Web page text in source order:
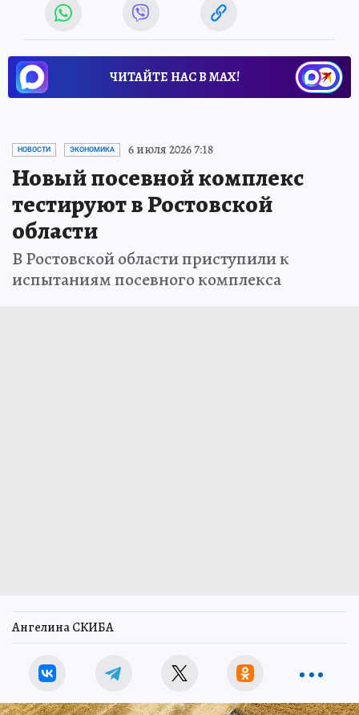
ЧИТАЙТЕ НАС В МАХ!
НОВОСТИ ЭКОНОМИКА 6 июля 2026 7:18
Новый посевной комплекс
тестируют в Ростовской
области
В Ростовской области приступили к
испытаниям посевного комплекса
Ангелина СКИБА